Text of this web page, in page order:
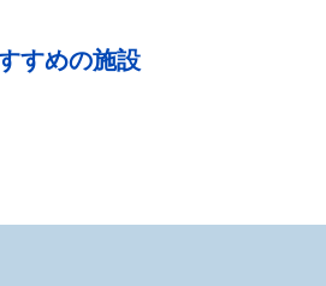
すめの施設
スセンター